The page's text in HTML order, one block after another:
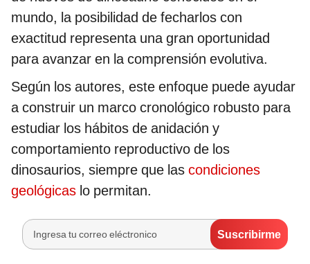
mundo, la posibilidad de fecharlos con
exactitud representa una gran oportunidad
para avanzar en la comprensión evolutiva.
Según los autores, este enfoque puede ayudar
a construir un marco cronológico robusto para
estudiar los hábitos de anidación y
comportamiento reproductivo de los
dinosaurios, siempre que las condiciones
geológicas lo permitan.